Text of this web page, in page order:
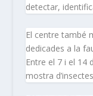
detectar,
El centre també
dedicades a la
Entre el 7 i el 14
mostra